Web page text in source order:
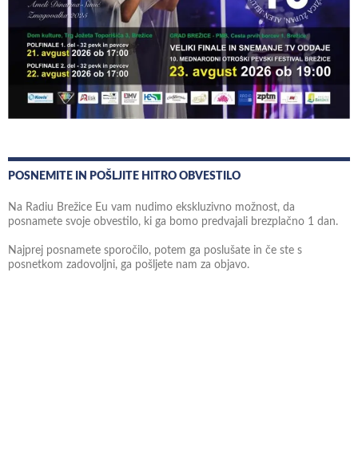
POSNEMITE IN POŠLJITE HITRO OBVESTILO
Na Radiu Brežice Eu vam nudimo ekskluzivno možnost, da
posnamete svoje obvestilo, ki ga bomo predvajali brezplačno 1 dan.
Najprej posnamete sporočilo, potem ga poslušate in če ste s
posnetkom zadovoljni, ga pošljete nam za objavo.